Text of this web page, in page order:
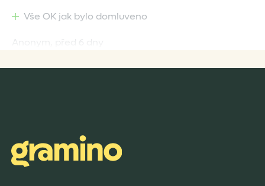
Vše OK jak bylo domluveno
Anonym,před 7 dny